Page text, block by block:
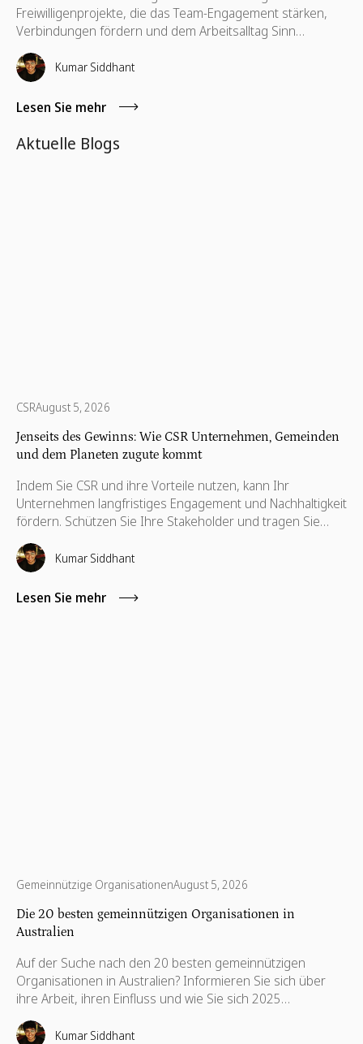
Freiwilligenprojekte, die das Team-Engagement stärken,
Verbindungen fördern und dem Arbeitsalltag Sinn
verleihen.
Kumar Siddhant
Lesen Sie mehr
Aktuelle Blogs
CSRAugust 5, 2026
Jenseits des Gewinns: Wie CSR Unternehmen, Gemeinden
und dem Planeten zugute kommt
Indem Sie CSR und ihre Vorteile nutzen, kann Ihr
Unternehmen langfristiges Engagement und Nachhaltigkeit
fördern. Schützen Sie Ihre Stakeholder und tragen Sie
dazu bei, ihre Interessen zu wahren, die auch für ihre
Weiterentwicklung notwendig sind.
Kumar Siddhant
Lesen Sie mehr
Gemeinnützige OrganisationenAugust 5, 2026
Die 20 besten gemeinnützigen Organisationen in
Australien
Auf der Suche nach den 20 besten gemeinnützigen
Organisationen in Australien? Informieren Sie sich über
ihre Arbeit, ihren Einfluss und wie Sie sich 2025
engagieren können.
Kumar Siddhant